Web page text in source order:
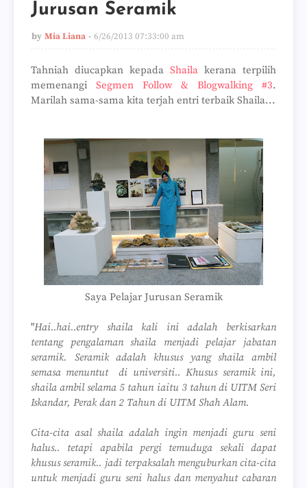
Jurusan Seramik
by Mia Liana 6/26/2013 07:33:00 am
Tahniah diucapkan kepada Shaila kerana terpilih
memenangi Segmen Follow & Blogwalking #3.
Marilah sama-sama kita terjah entri terbaik Shaila...
Saya Pelajar Jurusan Seramik
"Hai..hai..entry shaila kali ini adalah berkisarkan
tentang pengalaman shaila menjadi pelajar jabatan
seramik. Seramik adalah khusus yang shaila ambil
semasa menuntut di universiti.. Khusus seramik ini,
shaila ambil selama 5 tahun iaitu 3 tahun di UITM Seri
Iskandar, Perak dan 2 Tahun di UITM Shah Alam.
Cita-cita asal shaila adalah ingin menjadi guru seni
halus.. tetapi apabila pergi temuduga sekali dapat
khusus seramik.. jadi terpaksalah menguburkan cita-cita
untuk menjadi guru seni halus dan menyahut cabaran